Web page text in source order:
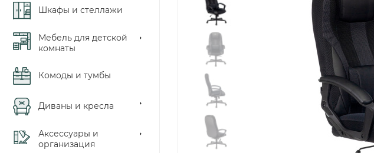
Шкафы и стеллажи
Мебель для детской
комнаты
Комоды и тумбы
Диваны и кресла
Аксессуары и
организация